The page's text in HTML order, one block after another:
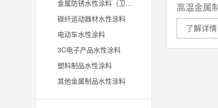
高温金属
了解详情
金属防锈水性涂料（卫浴设备）
碳纤运动器材水性涂料
电动车水性涂料
3C电子产品水性涂料
塑料制品水性涂料
其他金属制品水性涂料